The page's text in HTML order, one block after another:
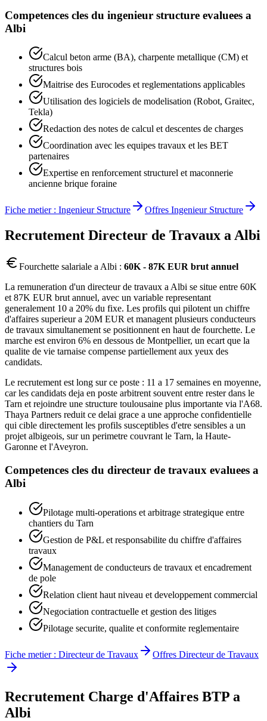
Competences cles du ingenieur structure evaluees a
Albi
Calcul beton arme (BA), charpente metallique (CM) et
structures bois
Maitrise des Eurocodes et reglementations applicables
Utilisation des logiciels de modelisation (Robot, Graitec,
Tekla)
Redaction des notes de calcul et descentes de charges
Coordination avec les equipes travaux et les BET
partenaires
Expertise en renforcement structurel et maconnerie
ancienne brique foraine
Fiche metier : Ingenieur Structure Offres Ingenieur Structure
Recrutement Directeur de Travaux aAlbi
Fourchette salariale a Albi : 60K - 87K EUR brut annuel
La remuneration d'un directeur de travaux a Albi se situe entre 60K
et 87K EUR brut annuel, avec un variable representant
generalement 10 a 20% du fixe. Les profils qui pilotent un chiffre
d'affaires superieur a 20M EUR et managent plusieurs conducteurs
de travaux simultanement se positionnent en haut de fourchette. Le
marche est environ 6% en dessous de Montpellier, un ecart que la
qualite de vie tarnaise compense partiellement aux yeux des
candidats.
Le recrutement est long sur ce poste : 11 a 17 semaines en moyenne,
car les candidats deja en poste arbitrent souvent entre rester dans le
Tarn et rejoindre une structure toulousaine plus importante via l'A68.
Thaya Partners reduit ce delai grace a une approche confidentielle
qui cible directement les profils susceptibles d'etre sensibles a un
projet albigeois, sur un perimetre couvrant le Tarn, la Haute-
Garonne et l'Aveyron.
Competences cles du directeur de travaux evaluees a
Albi
Pilotage multi-operations et arbitrage strategique entre
chantiers du Tarn
Gestion de P&L et responsabilite du chiffre d'affaires
travaux
Management de conducteurs de travaux et encadrement
de pole
Relation client haut niveau et developpement commercial
Negociation contractuelle et gestion des litiges
Pilotage securite, qualite et conformite reglementaire
Fiche metier : Directeur de Travaux Offres Directeur de Travaux
Recrutement Charge d'Affaires BTP a
Albi